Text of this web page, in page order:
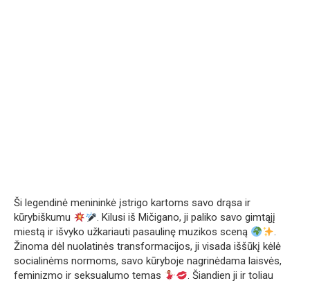
Ši legendinė menininkė įstrigo kartoms savo drąsa ir
kūrybiškumu
. Kilusi iš Mičigano, ji paliko savo gimtąjį
miestą ir išvyko užkariauti pasaulinę muzikos sceną
.
Žinoma dėl nuolatinės transformacijos, ji visada iššūkį kėlė
socialinėms normoms, savo kūryboje nagrinėdama laisvės,
feminizmo ir seksualumo temas
. Šiandien ji ir toliau